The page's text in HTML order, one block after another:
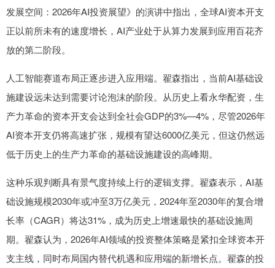
发展空间：2026年AI投资展望》的演讲中指出，全球AI资本开支
正以前所未有的速度增长，AI产业处于从算力发展到应用百花齐
放的第二阶段。
人工智能赛道布局正逐步进入应用端。翟森指出，当前AI基础设
施建设远未达到需要讨论泡沫的阶段。从历史上看永华配资，生
产力革命的资本开支会达到全社会GDP的3%—4%，尽管2026年
AI资本开支仍将高速扩张，规模有望达6000亿美元，但这仍然远
低于历史上的生产力革命的基础设施建设的高峰期。
这种乐观判断具有景气度持续上行的逻辑支撑。翟森表示，AI基
础设施规模2030年或冲至3万亿美元，2024年至2030年的复合增
长率（CAGR）将达31%，成为历史上增速最快的基础设施周
期。翟森认为，2026年AI领域的投资整体策略是紧扣全球资本开
支主线，同时布局国内替代机遇和应用端的新增长点。翟森的投